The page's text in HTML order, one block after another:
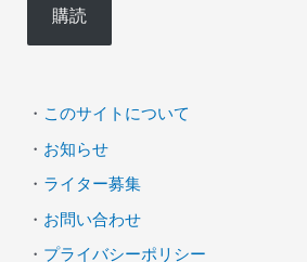
ド
ス
購読
・ このサイトについて
・ お知らせ
・ ライター募集
・ お問い合わせ
・ プライバシーポリシー